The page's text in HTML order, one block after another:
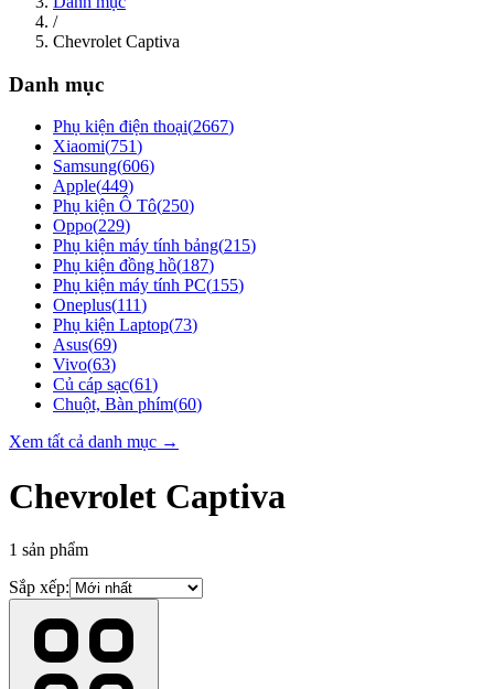
/
Chevrolet Captiva
Danh mục
Phụ kiện điện thoại(2667)
Xiaomi(751)
Samsung(606)
Apple(449)
Phụ kiện Ô Tô(250)
Oppo(229)
Phụ kiện máy tính bảng(215)
Phụ kiện đồng hồ(187)
Phụ kiện máy tính PC(155)
Oneplus(111)
Phụ kiện Laptop(73)
Asus(69)
Vivo(63)
Củ cáp sạc(61)
Chuột, Bàn phím(60)
Xem tất cả danh mục →
Chevrolet Captiva
1 sản phẩm
Sắp xếp: